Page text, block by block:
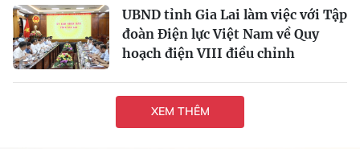
UBND tỉnh Gia Lai làm việc với Tập
đoàn Điện lực Việt Nam về Quy
hoạch điện VIII điều chỉnh
XEM THÊM